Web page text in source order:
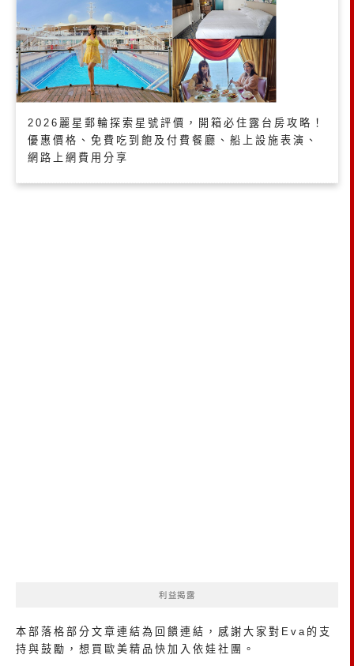
2026麗星郵輪探索星號評價，開箱必住露台房攻略！
優惠價格、免費吃到飽及付費餐廳、船上設施表演、
網路上網費用分享
利益揭露
本部落格部分文章連結為回饋連結，感謝大家對Eva的支
持與鼓勵，想買歐美精品 快加入依娃社團 。